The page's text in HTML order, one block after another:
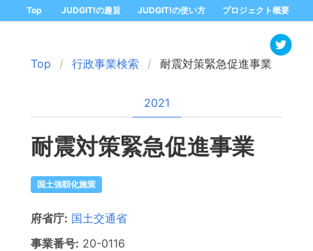
Top JUDGIT!の趣旨 JUDGIT!の使い方 プロジェクト概要
Top 行政事業検索 耐震対策緊急促進事業
2021
耐震対策緊急促進事業
国土強靱化施策
府省庁: 国土交通省
事業番号: 20-0116